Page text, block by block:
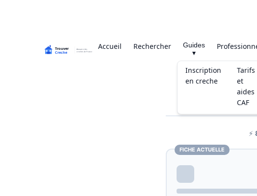
Accueil Rechercher
Guides
▾
Inscription
en creche
Tarifs
et
aides
CAF
⚡
FICHE ACTUELLE